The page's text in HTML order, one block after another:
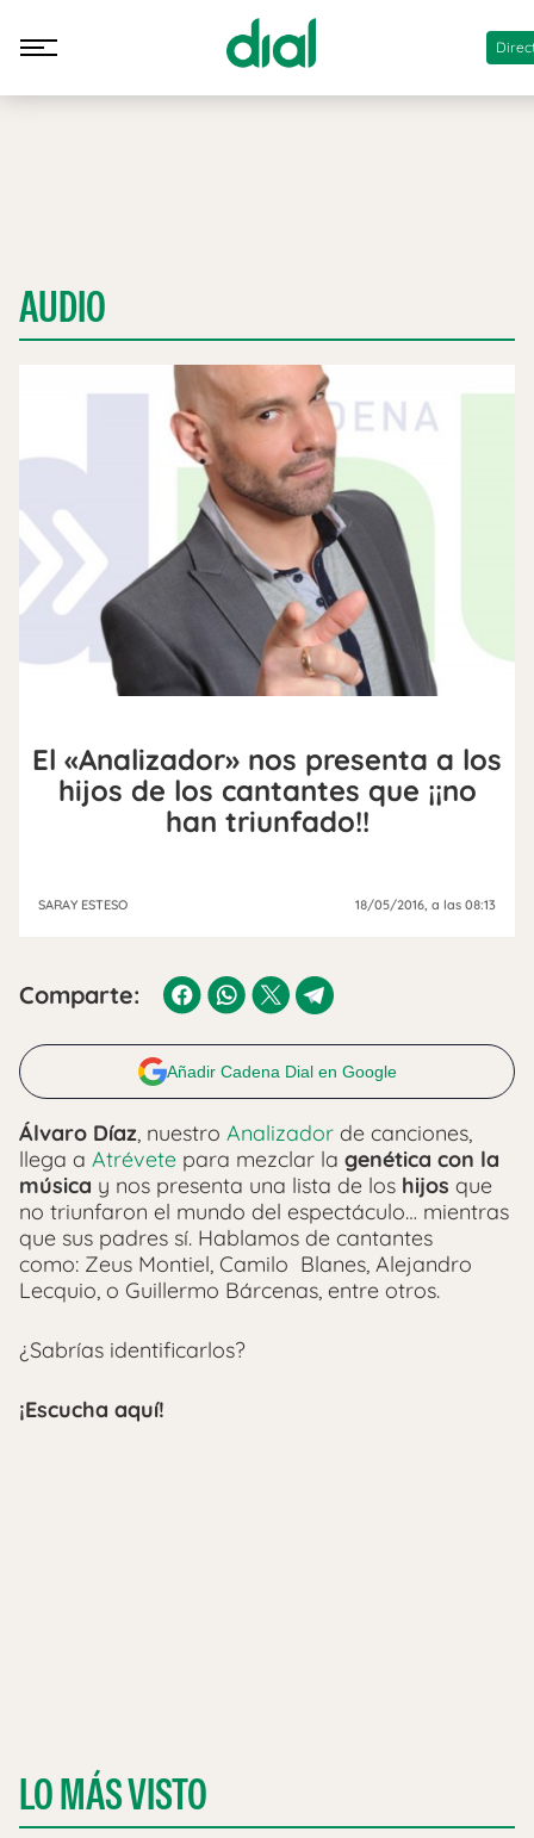
AUDIO
El «Analizador» nos presenta a los
hijos de los cantantes que ¡¡no
han triunfado!!
SARAY ESTESO 18/05/2016 , a las 08:13
Comparte:
Añadir Cadena Dial en Google
Álvaro Díaz, nuestro Analizador de canciones,
llega a Atrévete para mezclar la genética con la
música y nos presenta una lista de los hijos que
no triunfaron el mundo del espectáculo… mientras
que sus padres sí. Hablamos de cantantes
como: Zeus Montiel, Camilo Blanes, Alejandro
Lecquio, o Guillermo Bárcenas, entre otros.
¿Sabrías identificarlos?
¡Escucha aquí!
LO MÁS VISTO